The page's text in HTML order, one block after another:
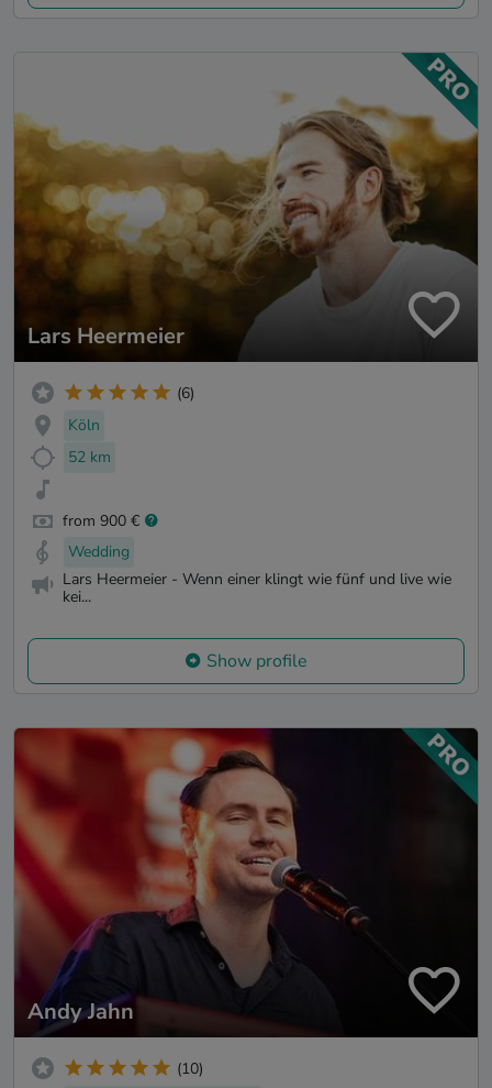
Lars Heermeier
(6)
Köln
52 km
from 900 €
Wedding
Lars Heermeier - Wenn einer klingt wie fünf und live wie
kei...
Show profile
Andy Jahn
(10)